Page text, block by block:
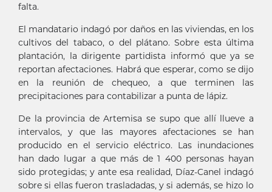
falta.
El mandatario indagó por daños en las viviendas, en los
cultivos del tabaco, o del plátano. Sobre esta última
plantación, la dirigente partidista informó que ya se
reportan afectaciones. Habrá que esperar, como se dijo
en la reunión de chequeo, a que terminen las
precipitaciones para contabilizar a punta de lápiz.
De la provincia de Artemisa se supo que allí llueve a
intervalos, y que las mayores afectaciones se han
producido en el servicio eléctrico. Las inundaciones
han dado lugar a que más de 1 400 personas hayan
sido protegidas; y ante esa realidad, Díaz-Canel indagó
sobre si ellas fueron trasladadas, y si además, se hizo lo